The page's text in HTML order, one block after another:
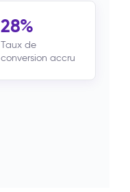
28%
Taux de
conversion accru